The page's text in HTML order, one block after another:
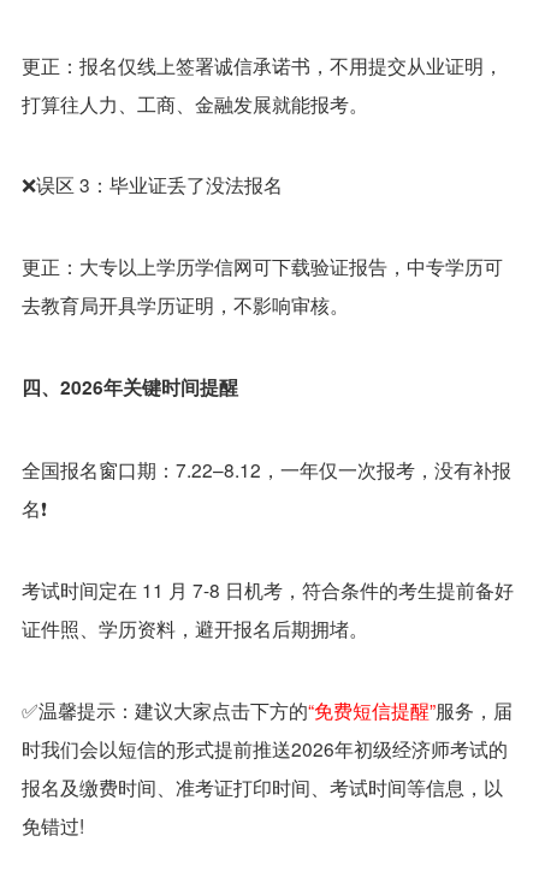
更正：报名仅线上签署诚信承诺书，不用提交从业证明，
打算往人力、工商、金融发展就能报考。
❌误区 3：毕业证丢了没法报名
更正：大专以上学历学信网可下载验证报告，中专学历可
去教育局开具学历证明，不影响审核。
四、2026年关键时间提醒
全国报名窗口期：7.22–8.12，一年仅一次报考，没有补报
名❗
考试时间定在 11 月 7-8 日机考，符合条件的考生提前备好
证件照、学历资料，避开报名后期拥堵。
✅温馨提示：建议大家点击下方的“免费短信提醒”服务，届
时我们会以短信的形式提前推送2026年初级经济师考试的
报名及缴费时间、准考证打印时间、考试时间等信息，以
免错过!